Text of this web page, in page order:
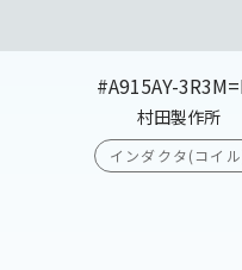
#A915AY-
村田製作所
インダクタ(コイ